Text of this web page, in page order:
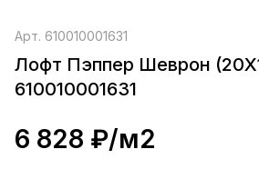
Арт. 610010001631
Лофт Пэппер Шеврон
610010001631
6 828 ₽/м2